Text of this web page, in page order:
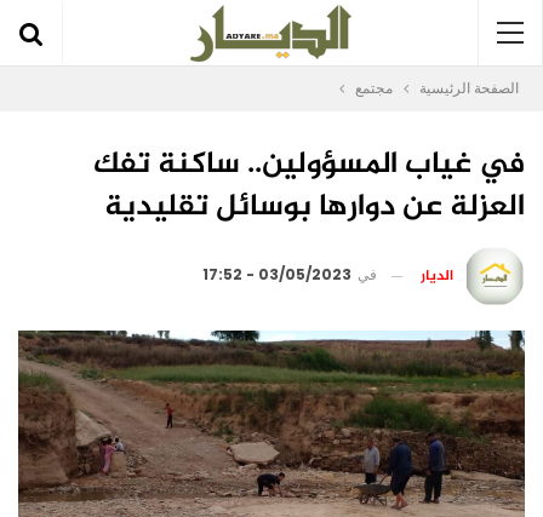
الصفحة الرئيسية مجتمع
في غياب المسؤولين.. ساكنة تفك
العزلة عن دوارها بوسائل تقليدية
الديار في 03/05/2023 - 17:52